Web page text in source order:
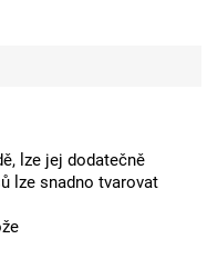
lze jej dodatečně
lze snadno tvarovat